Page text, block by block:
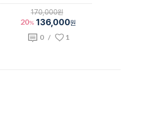
170,000원
20% 136,000원
0/ 1